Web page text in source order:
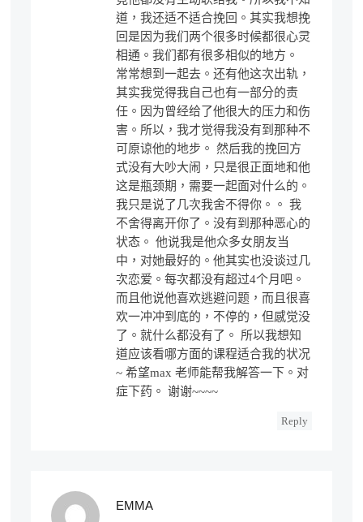
道，我还适不适合挽回。其实我想挽
回是因为我们两个很多时候都很心灵
相通。我们都有很多相似的地方。
常常想到一起去。还有他这次出轨，
其实我觉得我自己也有一部分的责
任。因为曾经给了他很大的压力和伤
害。所以，我才觉得我没有到那种不
可原谅他的地步。 然后我的挽回方
式没有大吵大闹，只是很正面地和他
这是瓶颈期，需要一起面对什么的。
我只是说了几次我舍不得你。。 我
不舍得离开你了。没有到那种恶心的
状态。 他说我是他众多女朋友当
中，对她最好的。他其实也没谈过几
次恋爱。每次都没有超过4个月吧。
而且他说他喜欢逃避问题，而且很喜
欢一冲冲到底的，不停的，但感觉没
了。就什么都没有了。 所以我想知
道应该看哪方面的课程适合我的状况
~ 希望max 老师能帮我解答一下。对
症下药。 谢谢~~~~
Reply
EMMA